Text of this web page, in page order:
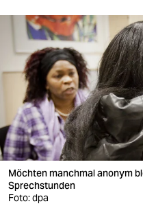
sport
berlin
nord
wahrheit
verlag
verlag
veranstaltungen
Möchten manchmal anonym
Sprechstunden
Foto: dpa